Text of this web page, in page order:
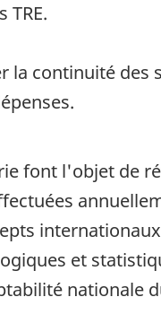
TRE.
la continuité des
font l'objet de
et
nationale